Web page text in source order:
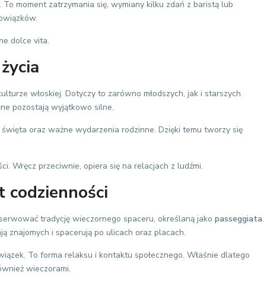
To moment zatrzymania się, wymiany kilku zdań z baristą lub
dolce vita.
włoskiej. Dotyczy to zarówno młodszych, jak i starszych
pozostają wyjątkowo silne.
oraz ważne wydarzenia rodzinne. Dzięki temu tworzy się
Wręcz przeciwnie, opiera się na relacjach z ludźmi.
codzienności
tradycję wieczornego spaceru, określaną jako passeggiata.
znajomych i spacerują po ulicach oraz placach.
To forma relaksu i kontaktu społecznego. Właśnie dlatego
wieczorami.